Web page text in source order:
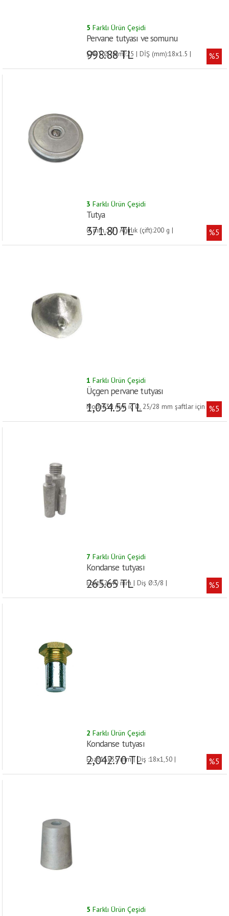
5 Farklı Ürün Çeşidi
Pervane tutyası ve somunu
ŞAFT Ø (mm):25 | DİŞ (mm):18x1.5 |
998.88 TL %5
3 Farklı Ürün Çeşidi
Tutya
Ø mm.:50 | Ağırlık (çift):200 g |
371.80 TL %5
1 Farklı Ürün Çeşidi
Üçgen pervane tutyası
Model:39 mm iç Ø, 25/28 mm şaftlar için |
1,034.55 TL %5
7 Farklı Ürün Çeşidi
Kondanse tutyası
Ebat:12x40 mm | Diş Ø:3/8 |
265.65 TL %5
2 Farklı Ürün Çeşidi
Kondanse tutyası
Ebat:15x35 mm | Diş :18x1,50 |
2,042.70 TL %5
5 Farklı Ürün Çeşidi